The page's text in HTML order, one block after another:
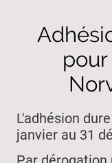
L'adhésion
janvier au 31